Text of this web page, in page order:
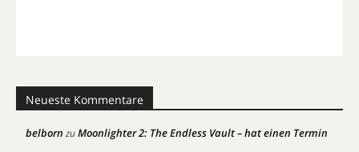
Neueste Kommentare
belborn zuMoonlighter 2: The Endless Vault – hat einen Termin